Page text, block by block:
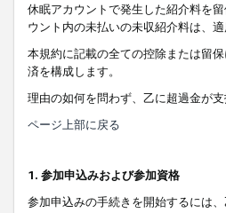
休眠アカウントで発生した紹介料を
ウント内の未払いの未収紹介料は、
本規約に記載の全ての控除または留
済を構成します。
理由の如何を問わず、乙に超過金が
ページ上部に戻る
1. 参加申込みおよび参加資格
参加申込みの手続きを開始するには